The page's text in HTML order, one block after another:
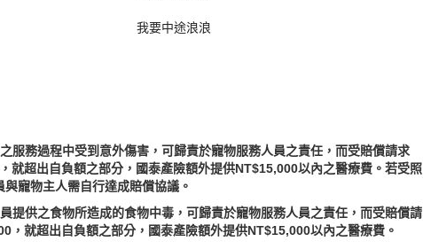
我要中途浪浪
服務過程中受到意外傷害，可歸責於寵物服務人員之責任，而受賠償請求
就超出自負額之部分，國泰產險額外提供NT$15,000以內之醫療費。若受照
寵物主人需自行達成賠償協議。
提供之食物所造成的食物中毒，可歸責於寵物服務人員之責任，而受賠償請
就超出自負額之部分，國泰產險額外提供NT$15,000以內之醫療費。